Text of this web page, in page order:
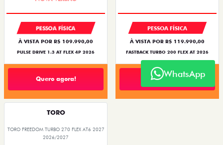
PESSOA FÍSICA
À VISTA POR R$ 109.990,00
PULSE DRIVE 1.3 AT FLEX 4P 2026
Quero agora!
PESSOA FÍSICA
À VISTA POR R$ 119.990,00
FASTBACK TURBO 200 FLEX AT 2026
Quero agora!
TORO
TORO FREEDOM TURBO 270 FLEX AT6 2027
2026/2027
WhatsApp